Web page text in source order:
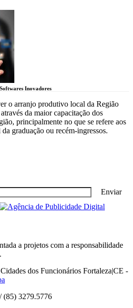
Inovadores
o arranjo produtivo local da Região
da maior capacitação dos
principalmente no que se refere aos
graduação ou recém-ingressos.
Enviar
a projetos com a responsabilidade
dos Funcionários Fortaleza|CE -
(85) 3279.5776